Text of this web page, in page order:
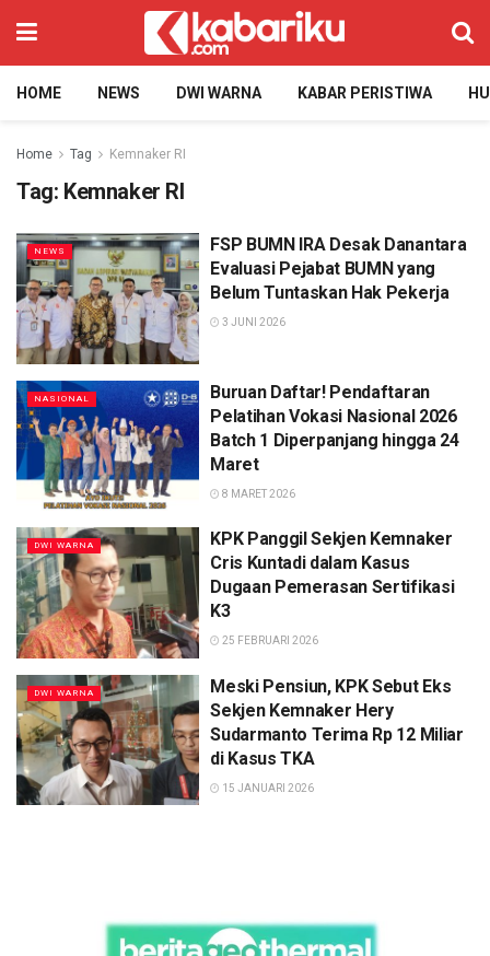
HOME NEWS DWI WARNA KABAR PERISTIWA
Home Tag Kemnaker RI
Tag: Kemnaker RI
NEWS
FSP BUMN IRA Desak Danantara
Evaluasi Pejabat BUMN yang
Belum Tuntaskan Hak Pekerja
3 JUNI 2026
NASIONAL
Buruan Daftar! Pendaftaran
Pelatihan Vokasi Nasional 2026
Batch 1 Diperpanjang hingga 24
Maret
8 MARET 2026
DWI WARNA
KPK Panggil Sekjen Kemnaker
Cris Kuntadi dalam Kasus
Dugaan Pemerasan Sertifikasi
K3
25 FEBRUARI 2026
DWI WARNA
Meski Pensiun, KPK Sebut Eks
Sekjen Kemnaker Hery
Sudarmanto Terima Rp 12 Miliar
di Kasus TKA
15 JANUARI 2026